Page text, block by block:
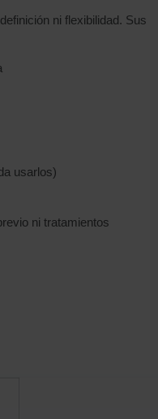
ni flexibilidad. Sus
usarlos)
ni tratamientos